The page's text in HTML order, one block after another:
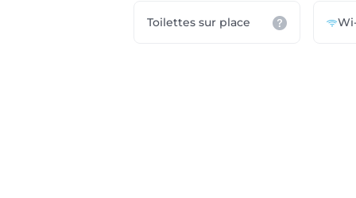
Toilettes sur place